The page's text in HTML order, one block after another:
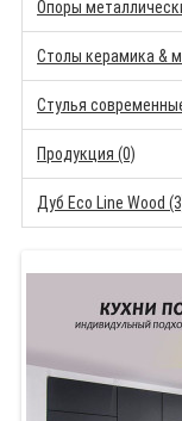
Опоры
Столы керамика &
Стулья
Продукция (0)
Дуб Eco Line Wood